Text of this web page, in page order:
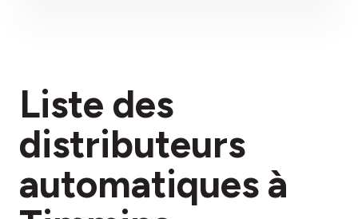
section des frais
Liste des
distributeurs
automatiques à